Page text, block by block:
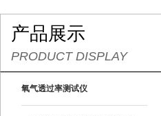
产品展示
PRODUCT DISPLAY
氧气透过率测试仪